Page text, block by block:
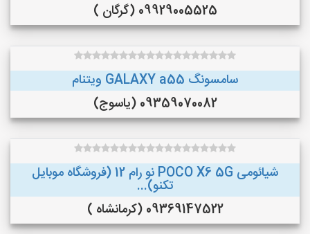
09929005525 (گرگان )
سامسونگ GALAXY a55 ویتنام
09359070082 (یاسوج)
شیائومی POCO X6 5G نو رام 12 (فروشگاه موبایل
تکنو)...
09369147522 (کرمانشاه )